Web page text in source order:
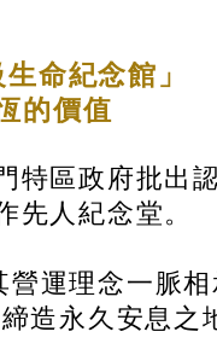
命紀念館」
的價值
特區政府批出
先人紀念堂。
運理念一脈
造永久安息之